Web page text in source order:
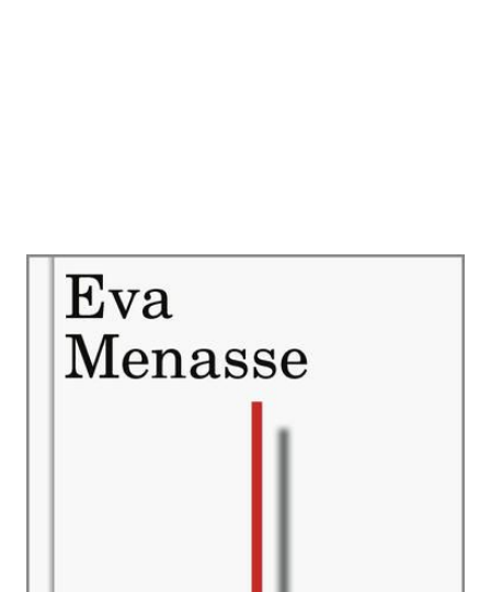
Alles und nichts sagen
Zur Wunschliste hinzufügen
Vom Zustand der Debatte in der Digitalmoderne